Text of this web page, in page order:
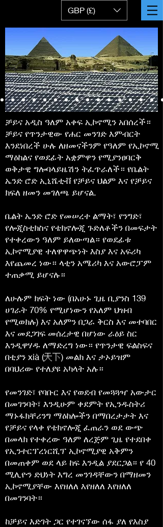
GBP (£)
ቻይና አዲስ ዓለም አቀፍ ኢኮኖሚን አበሰረች።
ቻይና የጥንታዊው የሐር መንገድ እምብርት
እንደነበረች ሁሉ ለዘመናችንም የዓለም የኢኮኖሚ
ማዕከልና የወደፊት አቋምዋን የሚያንፀባርቅ
ወቅታዊ ግሎባላይዜሽን ትፈጥራለች። የቤልት
ኤንድ ሮድ ኢኒሼቲቭ የቻይና ህልም እና የቻይና
ክፍለ ዘመን መገለጫ ይሆናል.
ቤልት ኤንድ ሮድ የመሠረተ ልማት፣ የንግድ፣
የሎጂስቲክስና የቴክኖሎጂ ጉድለቶችን በመፍታት
የተቀረውን ዓለም ይለውጣል። የወደፊቱ
ኢኮኖሚያዊ ተለዋዋጭነት እስያ እና አፍሪካ
እየጨመረ ነው። ላቲን አሜሪካ እና አውሮፓም
ተጠቃሚ ይሆናሉ።
ለሁሉም ክፍት ነው (በአሁኑ ጊዜ ቢያንስ 139
ሀገራት 70% የሚሆነውን የአለም ህዝብ
የሚወክሉ) እና አለምን በጋራ ቅርስ እና መተባበር
እና መደጋገፍ መሰረታዊ በሆነው ራዕይ ስር
እንዲዋሃዱ ለማድረግ ነው። የጥንታዊ ፍልስፍና
በቲያን xià (天下) መልክ እና ታኦይዝም
በባህሪው የተለያዩ አካላት አሉ።
የመንገድ፣ የባቡር እና የወደብ የመጓጓዣ አውታር
በመገንባት፣ እንዲሁም ቀደምት የኢንዱስትሪ
ማኑፋክቸሪንግ ማዕከሎችን በማበረታታት እና
የቻይና የላቀ የቴክኖሎጂ ፈጠራን ወደ ውጭ
በመላክ የተቀረው ዓለም ለረጅም ጊዜ የተደበቀ
የኢንተርፕረነርሺፕ ኢኮኖሚያዊ አቅምን
በመጠቀም ወደ ላይ ከፍ እንዲል ያደርጋል። የ 40
ሚሊዮን ድህነት እግረ መንገዳቸውን በማዘመን
ኢኮኖሚያቸው እየዘለለ እየዘለለ እየዘለለ
በመገንባት።
ከቻይና እድገት ጋር የተገናኘው ሰፋ ያለ የእስያ